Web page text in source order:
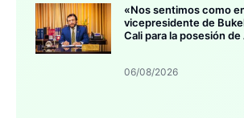
«Nos sentimos como
vicepresidente de
Cali para la posesión
06/08/2026